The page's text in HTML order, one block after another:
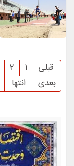
قبلی 1
2
بعدی
انتها